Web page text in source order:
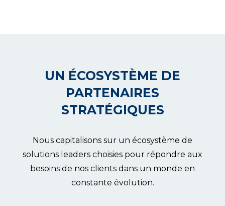
UN ÉCOSYSTÈME DE
PARTENAIRES
STRATÉGIQUES
Nous capitalisons sur un écosystème de
solutions leaders choisies pour répondre aux
besoins de nos clients dans un monde en
constante évolution.